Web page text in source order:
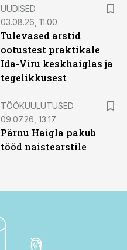
UUDISED
03.08.26, 11:00
Tulevased arstid
ootustest praktikale
Ida-Viru keskhaiglas ja
tegelikkusest
TÖÖKUULUTUSED
09.07.26, 13:17
Pärnu Haigla pakub
tööd naistearstile